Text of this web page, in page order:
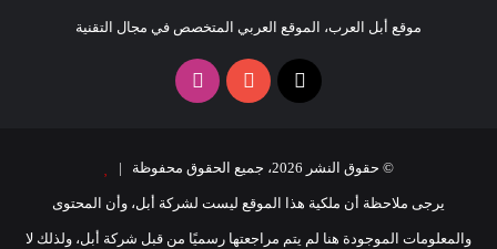
موقع أبل العرب، الموقع العربي المتخصص في مجال التقنية
يوتيوب انستقرام
© حقوق النشر 2026، جميع الحقوق محفوظة |
يرجى ملاحظة أن ملكية هذا الموقع ليست لشركة أبل، وأن المحتوى
والمعلومات الموجودة هنا لم يتم مراجعتها رسميًا من قبل شركة أبل، ولذلك لا